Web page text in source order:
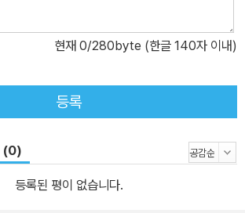
현재 0/280byte (한글 140자 이내)
등록
(0)
등록된 평이 없습니다.